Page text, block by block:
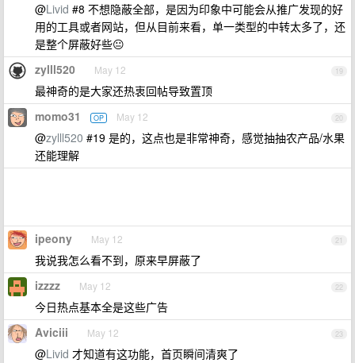
@Livid #8 不想隐蔽全部，是因为印象中可能会从推广发现的好
用的工具或者网站，但从目前来看，单一类型的中转太多了，还
是整个屏蔽好些😐
19
zylll520 May 12
最神奇的是大家还热衷回帖导致置顶
20
momo31 OP May 12
@zylll520 #19 是的，这点也是非常神奇，感觉抽抽农产品/水果
还能理解
21
ipeony May 12
我说我怎么看不到，原来早屏蔽了
22
izzzz May 12
今日热点基本全是这些广告
23
Aviciii May 12
@Livid 才知道有这功能，首页瞬间清爽了